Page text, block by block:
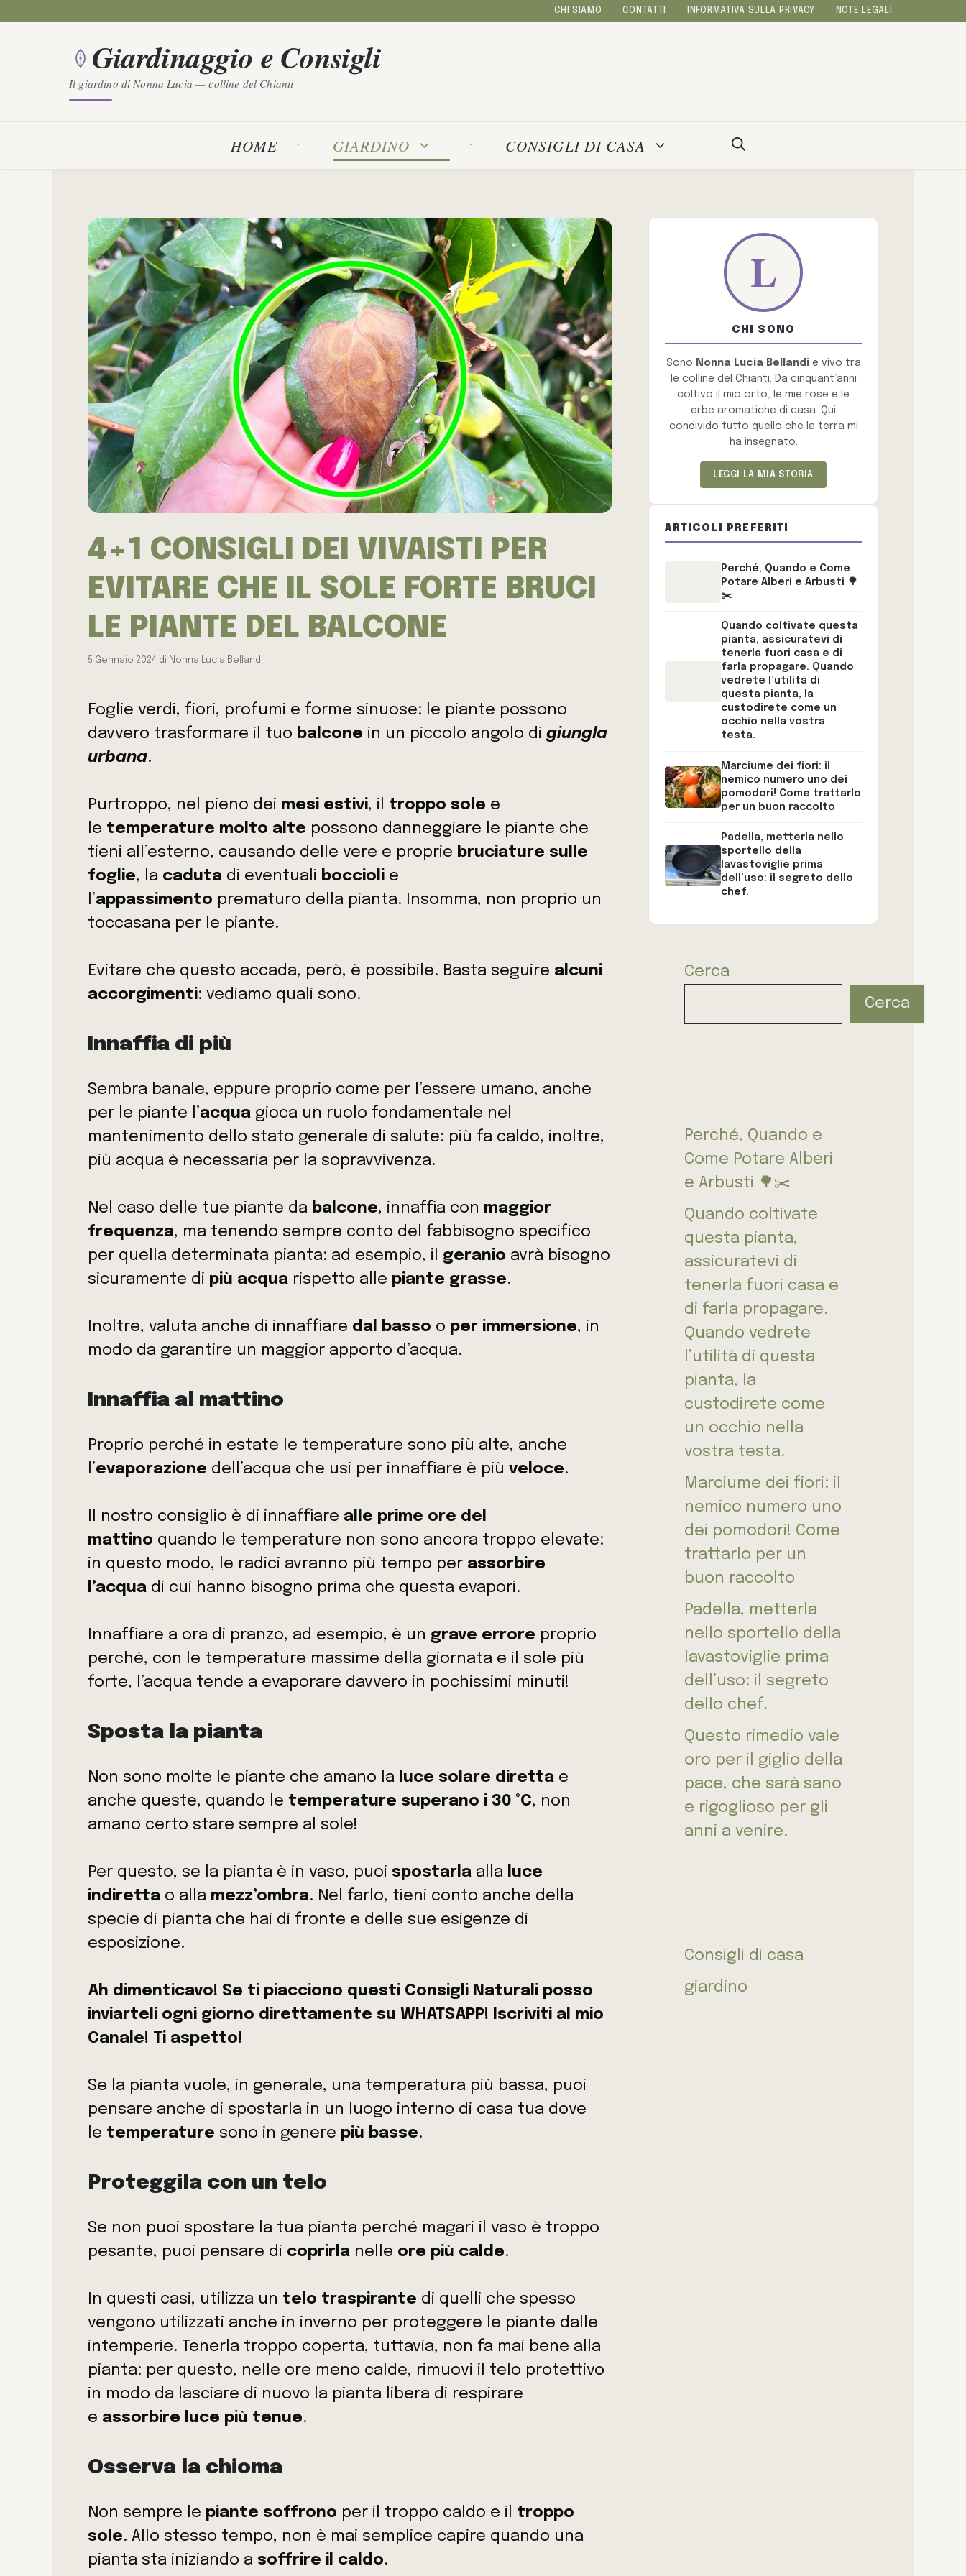
contenuto
CHI SIAMO CONTATTI INFORMATIVA SULLA PRIVACY NOTE LEGALI
Giardinaggio e Consigli
Il giardino di Nonna Lucia — colline del Chianti
HOME GIARDINO CONSIGLI DI CASA
4+1 CONSIGLI DEI VIVAISTI PER
EVITARE CHE IL SOLE FORTE BRUCI
LE PIANTE DEL BALCONE
5 Gennaio 2024 di Nonna Lucia Bellandi
Foglie verdi, fiori, profumi e forme sinuose: le piante possono
davvero trasformare il tuo balcone in un piccolo angolo di giungla
urbana.
Purtroppo, nel pieno dei mesi estivi, il troppo sole e
le temperature molto alte possono danneggiare le piante che
tieni all’esterno, causando delle vere e proprie bruciature sulle
foglie, la caduta di eventuali boccioli e
l’appassimento prematuro della pianta. Insomma, non proprio un
toccasana per le piante.
Evitare che questo accada, però, è possibile. Basta seguire alcuni
accorgimenti: vediamo quali sono.
Innaffia di più
Sembra banale, eppure proprio come per l’essere umano, anche
per le piante l’acqua gioca un ruolo fondamentale nel
mantenimento dello stato generale di salute: più fa caldo, inoltre,
più acqua è necessaria per la sopravvivenza.
Nel caso delle tue piante da balcone, innaffia con maggior
frequenza, ma tenendo sempre conto del fabbisogno specifico
per quella determinata pianta: ad esempio, il geranio avrà bisogno
sicuramente di più acqua rispetto alle piante grasse.
Inoltre, valuta anche di innaffiare dal basso o per immersione, in
modo da garantire un maggior apporto d’acqua.
Innaffia al mattino
Proprio perché in estate le temperature sono più alte, anche
l’evaporazione dell’acqua che usi per innaffiare è più veloce.
Il nostro consiglio è di innaffiare alle prime ore del
mattino quando le temperature non sono ancora troppo elevate:
in questo modo, le radici avranno più tempo per assorbire
l’acqua di cui hanno bisogno prima che questa evapori.
Innaffiare a ora di pranzo, ad esempio, è un grave errore proprio
perché, con le temperature massime della giornata e il sole più
forte, l’acqua tende a evaporare davvero in pochissimi minuti!
Sposta la pianta
Non sono molte le piante che amano la luce solare diretta e
anche queste, quando le temperature superano i 30 °C, non
amano certo stare sempre al sole!
Per questo, se la pianta è in vaso, puoi spostarla alla luce
indiretta o alla mezz’ombra. Nel farlo, tieni conto anche della
specie di pianta che hai di fronte e delle sue esigenze di
esposizione.
Ah dimenticavo! Se ti piacciono questi Consigli Naturali posso
inviarteli ogni giorno direttamente su WHATSAPP! Iscriviti al mio
Canale! Ti aspetto!
Se la pianta vuole, in generale, una temperatura più bassa, puoi
pensare anche di spostarla in un luogo interno di casa tua dove
le temperature sono in genere più basse.
Proteggila con un telo
Se non puoi spostare la tua pianta perché magari il vaso è troppo
pesante, puoi pensare di coprirla nelle ore più calde.
In questi casi, utilizza un telo traspirante di quelli che spesso
vengono utilizzati anche in inverno per proteggere le piante dalle
intemperie. Tenerla troppo coperta, tuttavia, non fa mai bene alla
pianta: per questo, nelle ore meno calde, rimuovi il telo protettivo
in modo da lasciare di nuovo la pianta libera di respirare
e assorbire luce più tenue.
Osserva la chioma
Non sempre le piante soffrono per il troppo caldo e il troppo
sole. Allo stesso tempo, non è mai semplice capire quando una
pianta sta iniziando a soffrire il caldo.
CHI SONO
Sono Nonna Lucia Bellandie vivo tra
le colline del Chianti. Da cinquant’anni
coltivo il mio orto, le mie rose e le
erbe aromatiche di casa. Qui
condivido tutto quello che la terra mi
ha insegnato.
LEGGI LA MIA STORIA
ARTICOLI PREFERITI
Perché, Quando e Come
Potare Alberi e Arbusti 🌳
✂️
Quando coltivate questa
pianta, assicuratevi di
tenerla fuori casa e di
farla propagare. Quando
vedrete l’utilità di
questa pianta, la
custodirete come un
occhio nella vostra
testa.
Marciume dei fiori: il
nemico numero uno dei
pomodori! Come trattarlo
per un buon raccolto
Padella, metterla nello
sportello della
lavastoviglie prima
dell’uso: il segreto dello
chef.
Cerca
Cerca
Perché, Quando e
Come Potare Alberi
e Arbusti 🌳✂️
Quando coltivate
questa pianta,
assicuratevi di
tenerla fuori casa e
di farla propagare.
Quando vedrete
l’utilità di questa
pianta, la
custodirete come
un occhio nella
vostra testa.
Marciume dei fiori: il
nemico numero uno
dei pomodori! Come
trattarlo per un
buon raccolto
Padella, metterla
nello sportello della
lavastoviglie prima
dell’uso: il segreto
dello chef.
Questo rimedio vale
oro per il giglio della
pace, che sarà sano
e rigoglioso per gli
anni a venire.
Consigli di casa
giardino